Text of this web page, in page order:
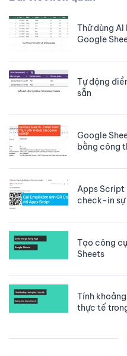
Thử dùng
Google
Tự động
sẵn
Google
bằng công
Apps Script
check-in sự
Tạo công
Sheets
Tính
thực tế